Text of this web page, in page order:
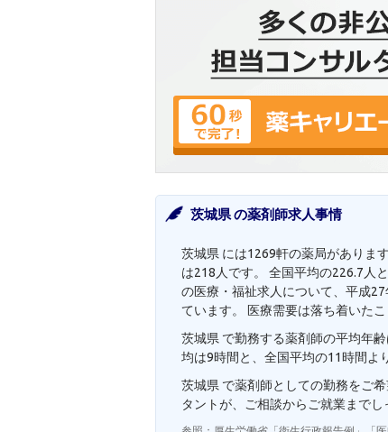
茨城県 の薬剤師求人事情
茨城県 には1269軒の薬局がありま
は218人です。 全国平均の226.7人
の医療・福祉求人について、平成
ています。 医療需要は落ち着いたこ
茨城県 で勤務する薬剤師の平均年
均は9時間と、全国平均の11時間よ
茨城県 で薬剤師としての勤務をご
タントが、ご相談からご就業までし